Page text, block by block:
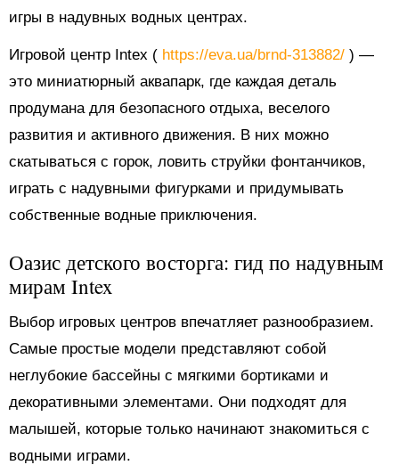
игры в надувных водных центрах.
Игровой центр Intex ( https://eva.ua/brnd-313882/ ) —
это миниатюрный аквапарк, где каждая деталь
продумана для безопасного отдыха, веселого
развития и активного движения. В них можно
скатываться с горок, ловить струйки фонтанчиков,
играть с надувными фигурками и придумывать
собственные водные приключения.
Оазис детского восторга: гид по надувным
мирам Intex
Выбор игровых центров впечатляет разнообразием.
Самые простые модели представляют собой
неглубокие бассейны с мягкими бортиками и
декоративными элементами. Они подходят для
малышей, которые только начинают знакомиться с
водными играми.